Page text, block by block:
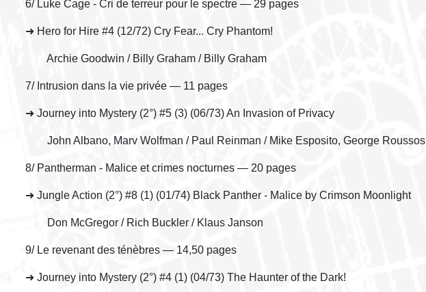
6/ Luke Cage - Cri de terreur pour le spectre — 29 pages
➜ Hero for Hire #4 (12/72) Cry Fear... Cry Phantom!
Archie Goodwin / Billy Graham / Billy Graham
7/ Intrusion dans la vie privée — 11 pages
➜ Journey into Mystery (2°) #5 (3) (06/73) An Invasion of Privacy
John Albano, Marv Wolfman / Paul Reinman / Mike Esposito, George Roussos
8/ Pantherman - Malice et crimes nocturnes — 20 pages
➜ Jungle Action (2°) #8 (1) (01/74) Black Panther - Malice by Crimson Moonlight
Don McGregor / Rich Buckler / Klaus Janson
9/ Le revenant des ténèbres — 14,50 pages
➜ Journey into Mystery (2°) #4 (1) (04/73) The Haunter of the Dark!